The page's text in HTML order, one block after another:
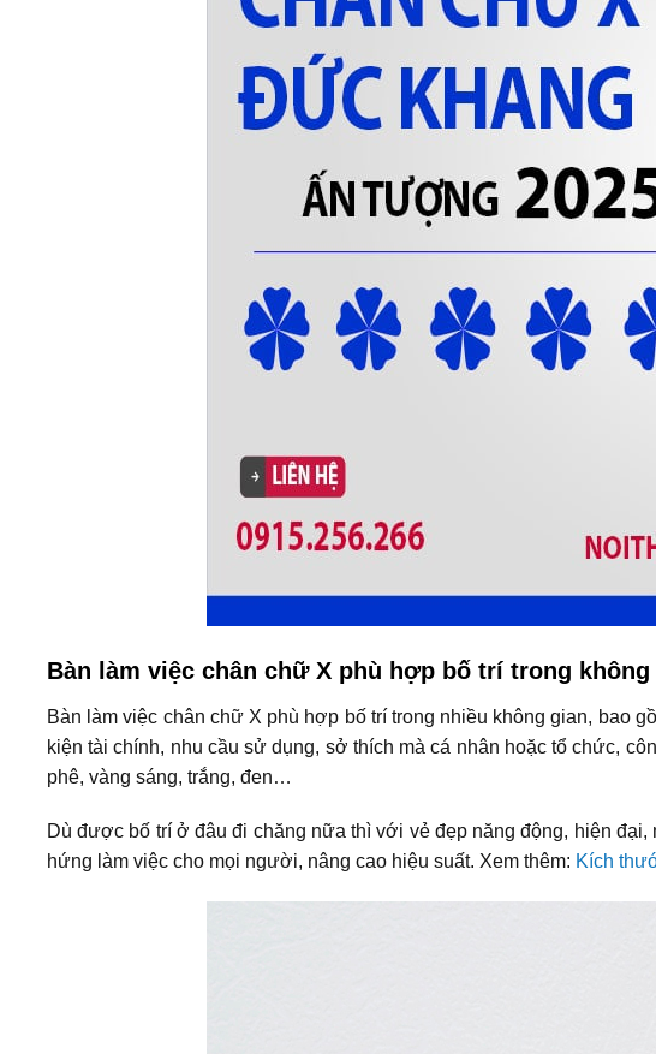
Bàn làm việc chân chữ X phù hợp bố trí trong không
Bàn làm việc chân chữ X phù hợp bố trí trong nhiều không gian, bao
kiện tài chính, nhu cầu sử dụng, sở thích mà cá nhân hoặc tổ chức,
phê, vàng sáng, trắng, đen…
Dù được bố trí ở đâu đi chăng nữa thì với vẻ đẹp năng động, hiện
hứng làm việc cho mọi người, nâng cao hiệu suất. Xem thêm: Kích